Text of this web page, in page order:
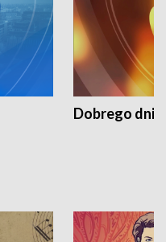
Dobrego dnia